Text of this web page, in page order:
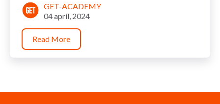
GET-ACADEMY
04 april, 2024
Read More